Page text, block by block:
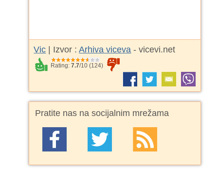
Vic | Izvor :Arhiva viceva - vicevi.net
Rating:7.7/10 (124)
Pratite nas na socijalnim mrežama